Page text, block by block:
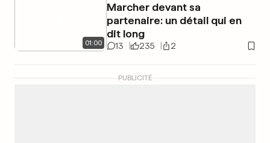
01:00
Marcher devant sa
partenaire: un détail qui en
dit long
13 235 2
PUBLICITÉ